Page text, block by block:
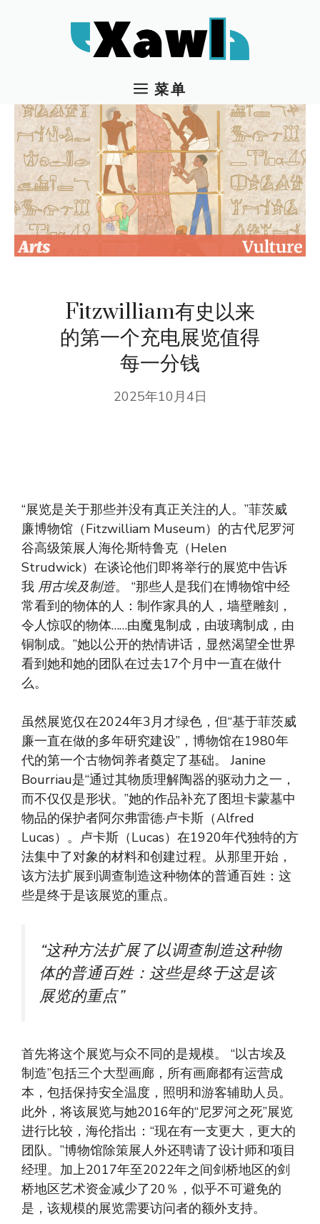
菜单
Fitzwilliam有史以来
的第一个充电展览值得
每一分钱
2025年10月4日
“展览是关于那些并没有真正关注的人。”菲茨威
廉博物馆（Fitzwilliam Museum）的古代尼罗河
谷高级策展人海伦·斯特鲁克（Helen
Strudwick）在谈论他们即将举行的展览中告诉
我 用古埃及制造。 “那些人是我们在博物馆中经
常看到的物体的人：制作家具的人，墙壁雕刻，
令人惊叹的物体……由魔鬼制成，由玻璃制成，由
铜制成。”她以公开的热情讲话，显然渴望全世界
看到她和她的团队在过去17个月中一直在做什
么。
虽然展览仅在2024年3月才绿色，但“基于菲茨威
廉一直在做的多年研究建设”，博物馆在1980年
代的第一个古物饲养者奠定了基础。 Janine
Bourriau是“通过其物质理解陶器的驱动力之一，
而不仅仅是形状。”她的作品补充了图坦卡蒙墓中
物品的保护者阿尔弗雷德·卢卡斯（Alfred
Lucas）。卢卡斯（Lucas）在1920年代独特的方
法集中了对象的材料和创建过程。从那里开始，
该方法扩展到调查制造这种物体的普通百姓：这
些是终于是该展览的重点。
“这种方法扩展了以调查制造这种物
体的普通百姓：这些是终于这是该
展览的重点”
首先将这个展览与众不同的是规模。 “以古埃及
制造”包括三个大型画廊，所有画廊都有运营成
本，包括保持安全温度，照明和游客辅助人员。
此外，将该展览与她2016年的“尼罗河之死”展览
进行比较，海伦指出：“现在有一支更大，更大的
团队。”博物馆除策展人外还聘请了设计师和项目
经理。加上2017年至2022年之间剑桥地区的剑
桥地区艺术资金减少了20％，似乎不可避免的
是，该规模的展览需要访问者的额外支持。